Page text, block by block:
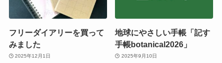
フリーダイアリーを買って
みました
2025年12月1日
地球にやさしい手帳「記す
手帳botanical2026」
2025年9月10日